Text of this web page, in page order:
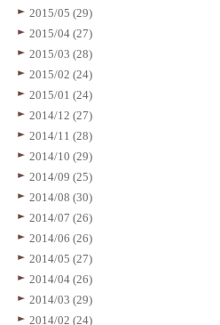
2015/05 (29)
2015/04 (27)
2015/03 (28)
2015/02 (24)
2015/01 (24)
2014/12 (27)
2014/11 (28)
2014/10 (29)
2014/09 (25)
2014/08 (30)
2014/07 (26)
2014/06 (26)
2014/05 (27)
2014/04 (26)
2014/03 (29)
2014/02 (24)